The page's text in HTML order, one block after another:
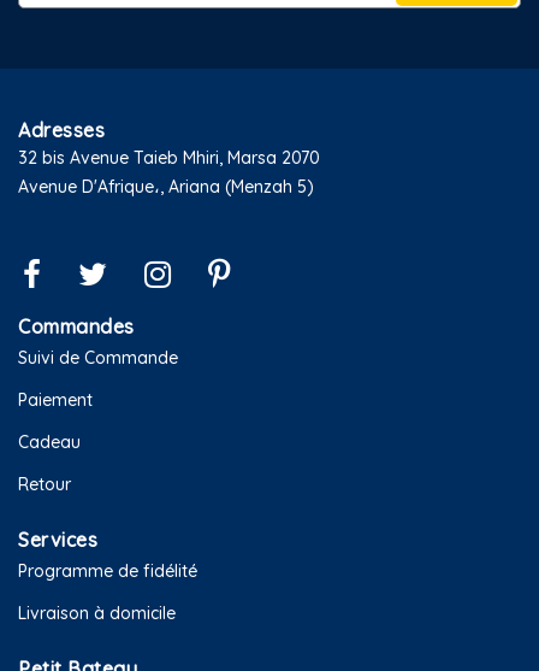
Adresses
32 bis Avenue Taieb Mhiri, Marsa 2070
Avenue D'Afrique،, Ariana (Menzah 5)
Commandes
Suivi de Commande
Paiement
Cadeau
Retour
Services
Programme de fidélité
Livraison à domicile